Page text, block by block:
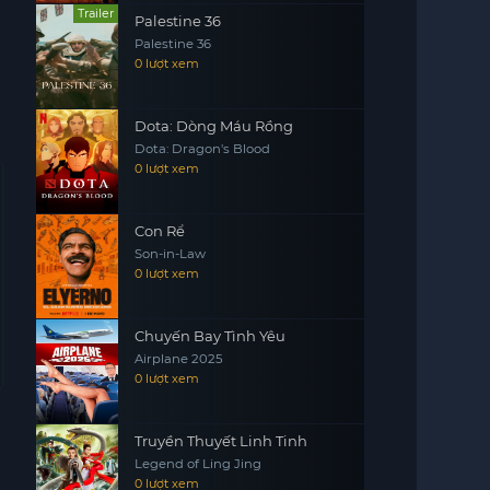
Trailer Palestine 36
Palestine 36
0 lượt xem
Dota: Dòng Máu Rồng
Dota: Dragon's Blood
0 lượt xem
Con Rể
Son-in-Law
0 lượt xem
Chuyến Bay Tình Yêu
Airplane 2025
0 lượt xem
Truyền Thuyết Linh Tinh
Legend of Ling Jing
0 lượt xem